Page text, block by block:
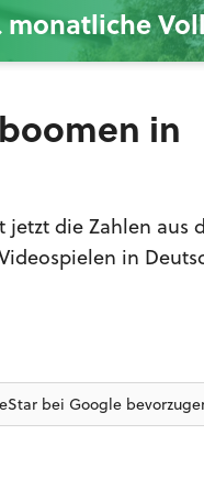
in
die Zahlen aus
in
bei Google